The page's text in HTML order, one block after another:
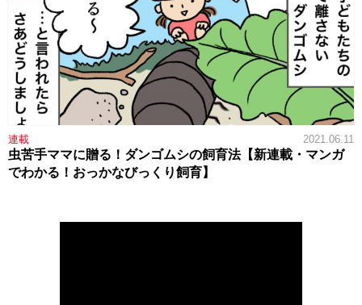
連載 2021.06.11
虫苦手ママに贈る！ダンゴムシの飼育法【新連載・マンガ
でわかる！おっかなびっくり飼育】